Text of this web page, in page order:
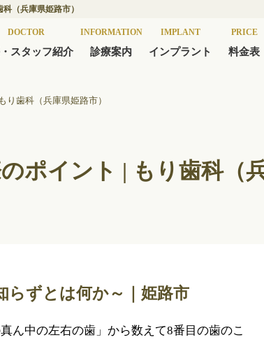
（兵庫県姫路市）
DOCTOR
スタッフ紹介
INFORMATION
診療案内
IMPLANT
インプラント
PRICE
料金表
り歯科（兵庫県姫路市）
ポイント | もり歯科（
らずとは何か～｜姫路市
ん中の左右の歯」から数えて8番目の歯のこ